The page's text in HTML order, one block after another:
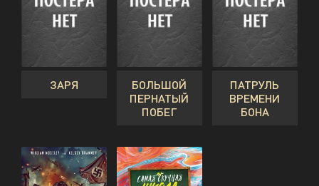
ЗАРЯ
БОЛЬШОЙ
ПЕРНАТЫЙ
ПОБЕГ
ПАТРУЛЬ
ВРЕМЕНИ
БОНА